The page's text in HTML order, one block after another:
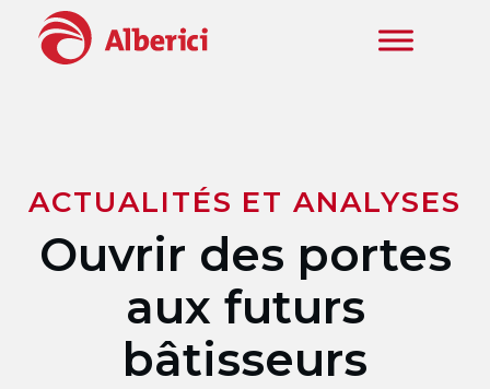
Skip to main content
ACTUALITÉS ET ANALYSES
Ouvrir des portes
aux futurs
bâtisseurs